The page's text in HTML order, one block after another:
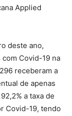
Applied
deste ano,
Covid-19 na
receberam a
de apenas
a taxa de
Covid-19, tendo